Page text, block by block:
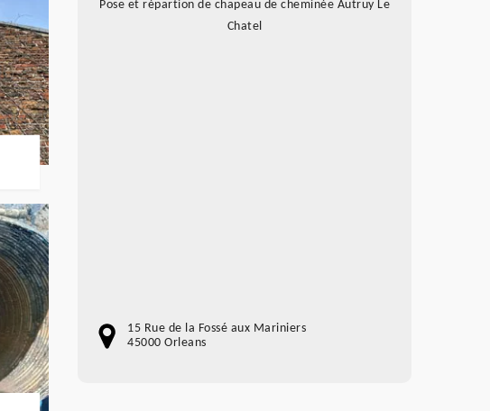
Pose et répartion de chapeau de cheminée Autruy Le
Chatel
15 Rue de la Fossé aux Mariniers
45000 Orleans